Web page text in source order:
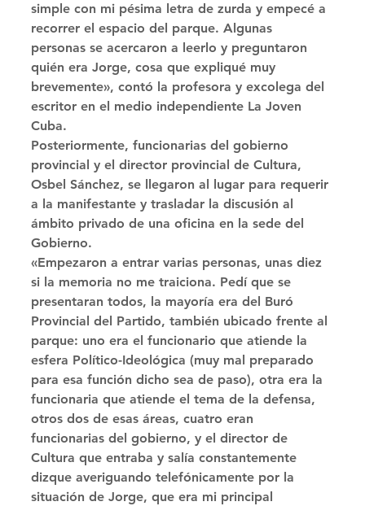
simple con mi pésima letra de zurda y empecé a
recorrer el espacio del parque. Algunas
personas se acercaron a leerlo y preguntaron
quién era Jorge, cosa que expliqué muy
brevemente», contó la profesora y excolega del
escritor en el medio independiente La Joven
Cuba.
Posteriormente, funcionarias del gobierno
provincial y el director provincial de Cultura,
Osbel Sánchez, se llegaron al lugar para requerir
a la manifestante y trasladar la discusión al
ámbito privado de una oficina en la sede del
Gobierno.
«Empezaron a entrar varias personas, unas diez
si la memoria no me traiciona. Pedí que se
presentaran todos, la mayoría era del Buró
Provincial del Partido, también ubicado frente al
parque: uno era el funcionario que atiende la
esfera Político-Ideológica (muy mal preparado
para esa función dicho sea de paso), otra era la
funcionaria que atiende el tema de la defensa,
otros dos de esas áreas, cuatro eran
funcionarias del gobierno, y el director de
Cultura que entraba y salía constantemente
dizque averiguando telefónicamente por la
situación de Jorge, que era mi principal